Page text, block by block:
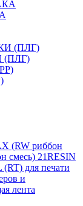
(ПЛГ)
(RW риббон
смесь) 21RESIN
для печати
и
лента